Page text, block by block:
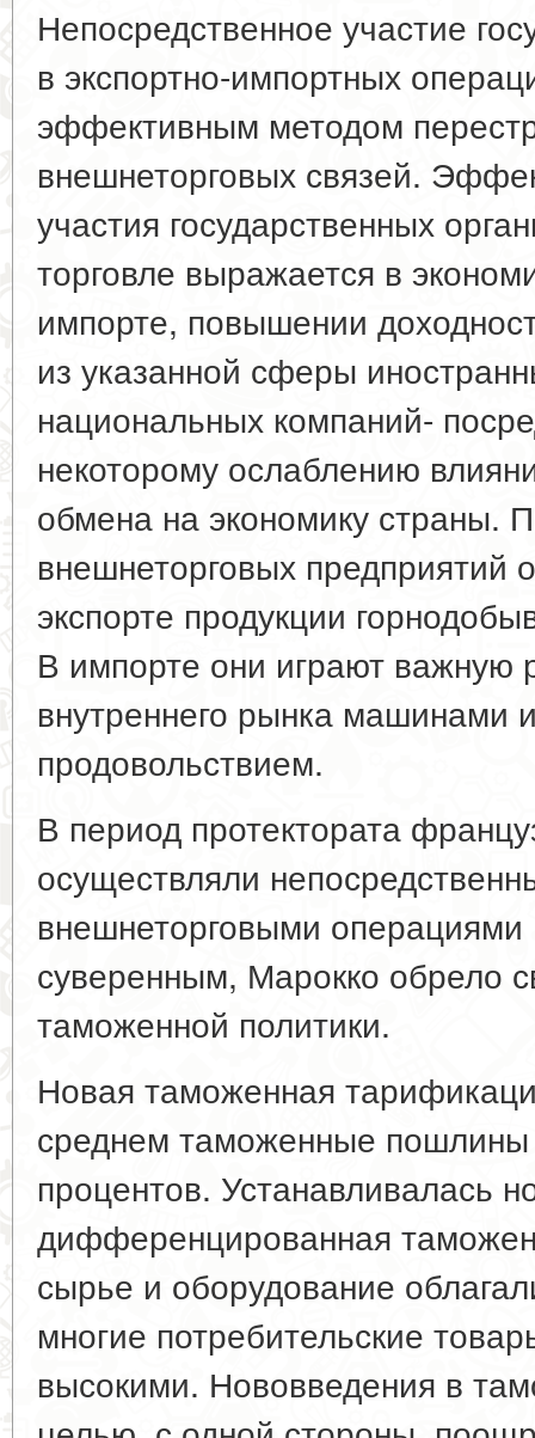
Непосредственное участие
в экспортно-импортных
эффективным методом
внешнеторговых связей.
участия государственных
торговле выражается в
импорте, повышении
из указанной сферы
национальных компаний-
некоторому ослаблению
обмена на экономику страны.
внешнеторговых предприятий
экспорте продукции
В импорте они играют важную
внутреннего рынка машинами
продовольствием.
В период протектората
осуществляли
внешнеторговыми
суверенным, Марокко обрело
таможенной политики.
Новая таможенная
среднем таможенные пошлины
процентов. Устанавливалась
дифференцированная
сырье и оборудование
многие потребительские
высокими. Нововведения в